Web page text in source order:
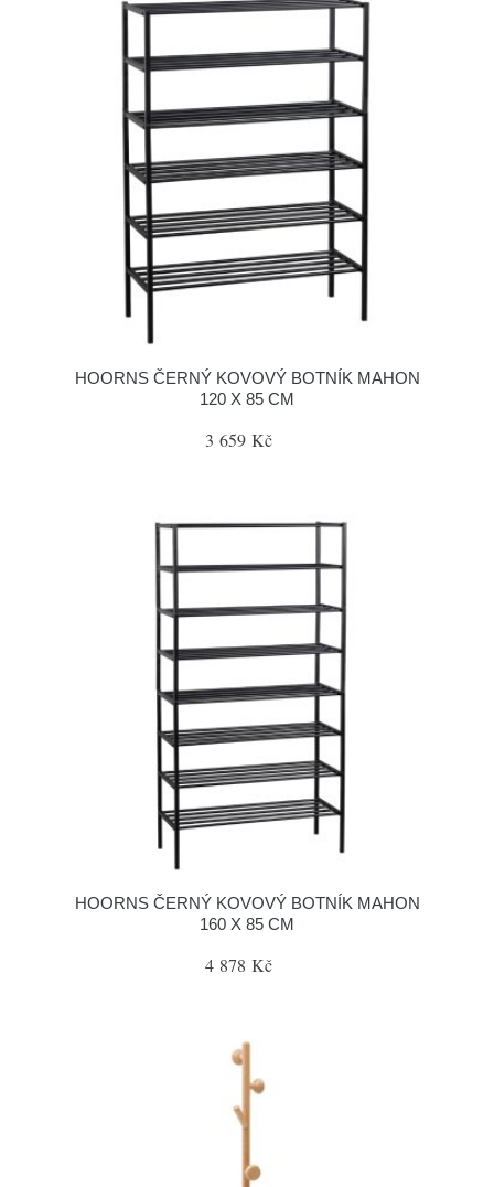
HOORNS ČERNÝ KOVOVÝ BOTNÍK MAHON
120 X 85 CM
3 659 Kč
HOORNS ČERNÝ KOVOVÝ BOTNÍK MAHON
160 X 85 CM
4 878 Kč